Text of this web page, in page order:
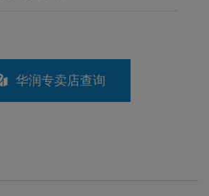
华润专卖店查询